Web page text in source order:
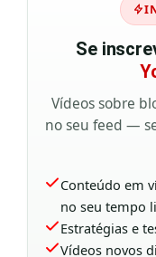
Se
Vídeos sobre
no seu feed —
Conteúdo em
no seu tempo
Estratégias e
Vídeos novos